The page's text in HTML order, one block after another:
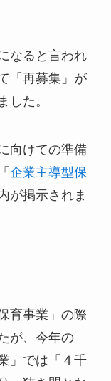
なると言われ
「再募集」が
した。
向けての準備
企業主導型保
が掲示されま
育事業」の際
が、今年の
」では「４千